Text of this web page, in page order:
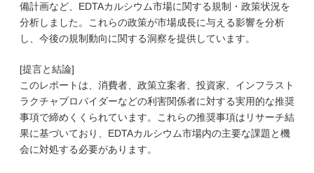
備計画など、EDTAカルシウム市場に関する規制・政策状況を
分析しました。これらの政策が市場成長に与える影響を分析
し、今後の規制動向に関する洞察を提供しています。
[提言と結論]
このレポートは、消費者、政策立案者、投資家、インフラスト
ラクチャプロバイダーなどの利害関係者に対する実用的な推奨
事項で締めくくられています。これらの推奨事項はリサーチ結
果に基づいており、EDTAカルシウム市場内の主要な課題と機
会に対処する必要があります。